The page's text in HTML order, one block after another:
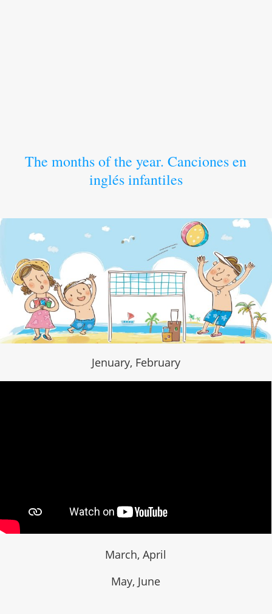
The months of the year. Canciones en
inglés infantiles
Jenuary, February
March, April
May, June